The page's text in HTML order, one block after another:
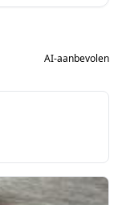
AI-aanbevolen